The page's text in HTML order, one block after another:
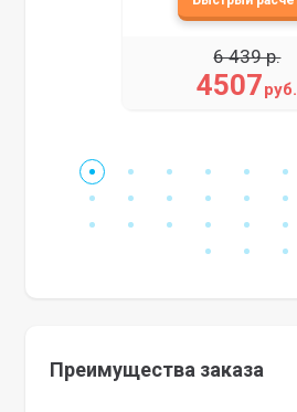
4507руб.
6 439 р.
Преимущества заказа